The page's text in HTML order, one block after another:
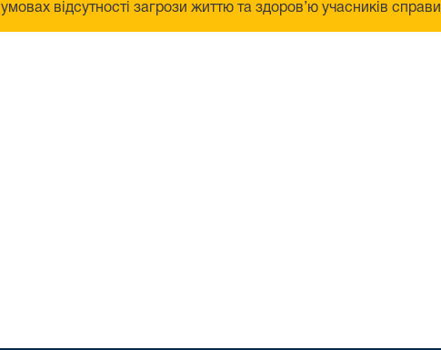
відсутності загрози життю та здоров’ю учасників